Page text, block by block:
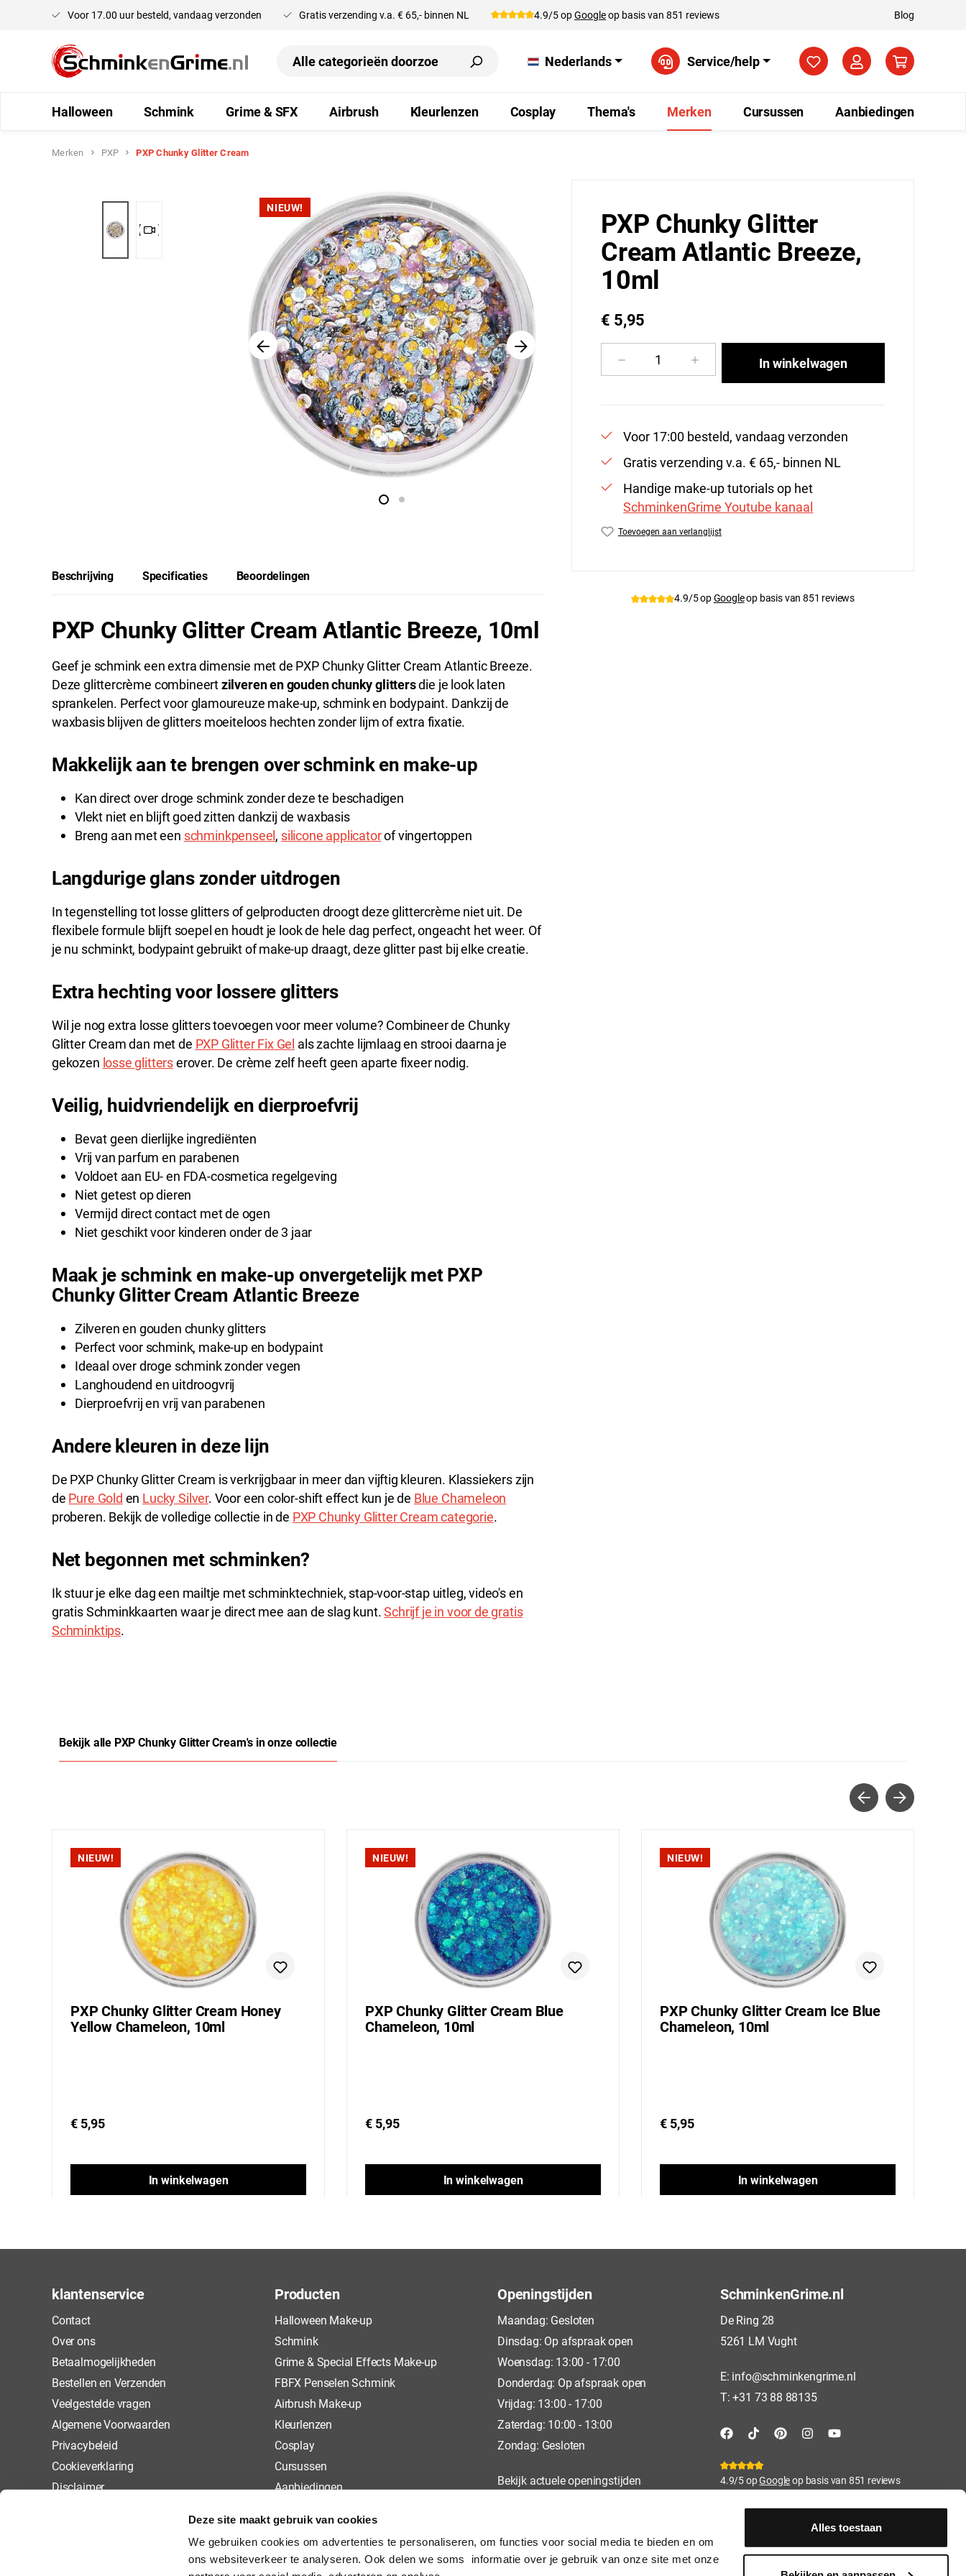
Deze site maakt gebruik van cookies
We gebruiken cookies om advertenties te personaliseren, om functies voor social media te bieden en om
ons websiteverkeer te analyseren. Ook delen we soms informatie over je gebruik van onze site met onze
Alles toestaan
Ga naar de hoofdnavigatie
Voor 17.00 uur besteld, vandaag verzonden Gratis verzending v.a. € 65,- binnen NL 4.9/5 opGoogleop basis van 851 reviews Blog
Nederlands Service/help Je hebt 0 items op je
Halloween Schmink Grime & SFX Airbrush Kleurlenzen Cosplay Thema's Merken Cursussen Aanbiedingen
Merken PXP PXP Chunky Glitter Cream
NIEUW!
PXP Chunky Glitter
Cream Atlantic Breeze,
10ml
€ 5,95
Producthoeveelheid: Voer de gewenste
In winkelwagen
Voor 17:00 besteld, vandaag verzonden
Gratis verzending v.a. € 65,- binnen NL
Handige make-up tutorials op het
SchminkenGrime Youtube kanaal
Toevoegen aan verlanglijst
4.9/5 opGoogleop basis van 851 reviews
Beschrijving Specificaties Beoordelingen
PXP Chunky Glitter Cream Atlantic Breeze, 10ml
Geef je schmink een extra dimensie met de PXP Chunky Glitter Cream Atlantic Breeze.
Deze glittercrème combineertzilveren en gouden chunky glittersdie je look laten
sprankelen. Perfect voor glamoureuze make-up, schmink en bodypaint. Dankzij de
waxbasis blijven de glitters moeiteloos hechten zonder lijm of extra fixatie.
Makkelijk aan te brengen over schmink en make-up
Kan direct over droge schmink zonder deze te beschadigen
Vlekt niet en blijft goed zitten dankzij de waxbasis
Breng aan met een schminkpenseel, silicone applicatorof vingertoppen
Langdurige glans zonder uitdrogen
In tegenstelling tot losse glitters of gelproducten droogt deze glittercrème niet uit. De
flexibele formule blijft soepel en houdt je look de hele dag perfect, ongeacht het weer. Of
je nu schminkt, bodypaint gebruikt of make-up draagt, deze glitter past bij elke creatie.
Extra hechting voor lossere glitters
Wil je nog extra losse glitters toevoegen voor meer volume? Combineer de Chunky
Glitter Cream dan met de PXP Glitter Fix Gel als zachte lijmlaag en strooi daarna je
gekozen losse glitterserover. De crème zelf heeft geen aparte fixeer nodig.
Veilig, huidvriendelijk en dierproefvrij
Bevat geen dierlijke ingrediënten
Vrij van parfum en parabenen
Voldoet aan EU- en FDA-cosmetica regelgeving
Niet getest op dieren
Vermijd direct contact met de ogen
Niet geschikt voor kinderen onder de 3 jaar
Maak je schmink en make-up onvergetelijk met PXP
Chunky Glitter Cream Atlantic Breeze
Zilveren en gouden chunky glitters
Perfect voor schmink, make-up en bodypaint
Ideaal over droge schmink zonder vegen
Langhoudend en uitdroogvrij
Dierproefvrij en vrij van parabenen
Andere kleuren in deze lijn
De PXP Chunky Glitter Cream is verkrijgbaar in meer dan vijftig kleuren. Klassiekers zijn
de Pure Gold en Lucky Silver. Voor een color-shift effect kun je de Blue Chameleon
proberen. Bekijk de volledige collectie in de PXP Chunky Glitter Cream categorie.
Net begonnen met schminken?
Ik stuur je elke dag een mailtje met schminktechniek, stap-voor-stap uitleg, video's en
gratis Schminkkaarten waar je direct mee aan de slag kunt.Schrijf je in voor de gratis
Schminktips.
Bekijk alle PXP Chunky Glitter Cream's in onze collectie
NIEUW!
PXP Chunky Glitter Cream Honey
Yellow Chameleon, 10ml
€ 5,95
In winkelwagen
NIEUW!
PXP Chunky Glitter Cream Blue
Chameleon, 10ml
€ 5,95
In winkelwagen
NIEUW!
PXP Chunky Glitter Cream Ice Blue
Chameleon, 10ml
€ 5,95
In winkelwagen
klantenservice
Contact
Over ons
Betaalmogelijkheden
Bestellen en Verzenden
Veelgestelde vragen
Algemene Voorwaarden
Privacybeleid
Cookieverklaring
Disclaimer
Producten
Halloween Make-up
Schmink
Grime & Special Effects Make-up
FBFX Penselen Schmink
Airbrush Make-up
Kleurlenzen
Cosplay
Cursussen
Aanbiedingen
Openingstijden
Maandag: Gesloten
Dinsdag: Op afspraak open
Woensdag: 13:00 - 17:00
Donderdag: Op afspraak open
Vrijdag: 13:00 - 17:00
Zaterdag: 10:00 - 13:00
Zondag: Gesloten
Bekijk actuele openingstijden
SchminkenGrime.nl
De Ring 28
5261 LM Vught
E: info@schminkengrime.nl
T:+31 73 88 88135
4.9/5 opGoogleop basis van 851 reviews